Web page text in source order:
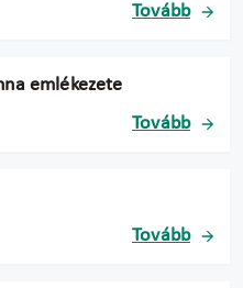
Tovább
emlékezete
Tovább
Tovább